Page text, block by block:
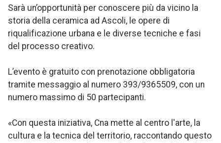
Sarà un’opportunità per conoscere più da vicino la
storia della ceramica ad Ascoli, le opere di
riqualificazione urbana e le diverse tecniche e fasi
del processo creativo.
L’evento è gratuito con prenotazione obbligatoria
tramite messaggio al numero 393/9365509, con un
numero massimo di 50 partecipanti.
«Con questa iniziativa, Cna mette al centro l'arte, la
cultura e la tecnica del territorio, raccontando questo